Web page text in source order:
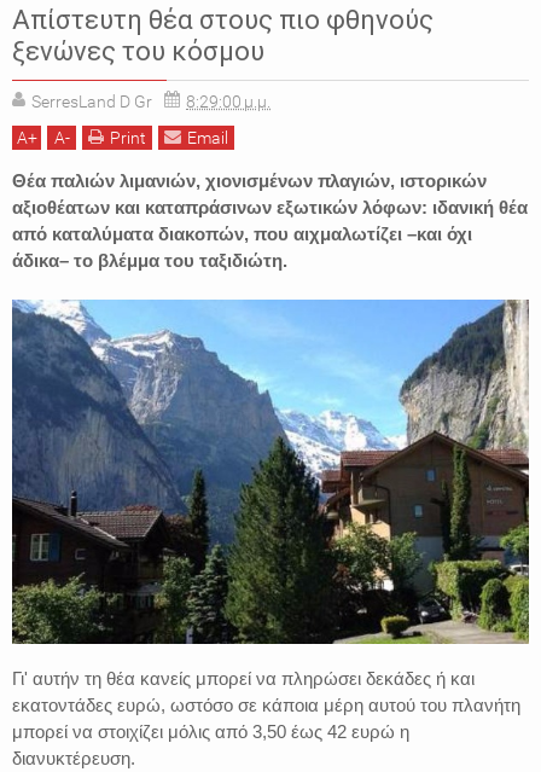
Απίστευτη θέα στους πιο φθηνούς
ξενώνες του κόσμου
SerresLand D Gr
8:29:00 μ.μ.
A+ A- Print Email
Θέα παλιών λιμανιών, χιονισμένων πλαγιών, ιστορικών
αξιοθέατων και καταπράσινων εξωτικών λόφων: ιδανική θέα
από καταλύματα διακοπών, που αιχμαλωτίζει –και όχι
άδικα– το βλέμμα του ταξιδιώτη.
Γι' αυτήν τη θέα κανείς μπορεί να πληρώσει δεκάδες ή και
εκατοντάδες ευρώ, ωστόσο σε κάποια μέρη αυτού του πλανήτη
μπορεί να στοιχίζει μόλις από 3,50 έως 42 ευρώ η
διανυκτέρευση.